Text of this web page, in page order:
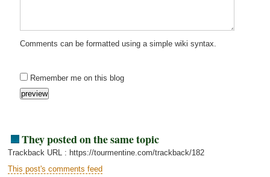
Comments can be formatted using a simple wiki syntax.
Remember me on this blog
They posted on the same topic
Trackback URL : https://tourmentine.com/trackback/182
This post's comments feed